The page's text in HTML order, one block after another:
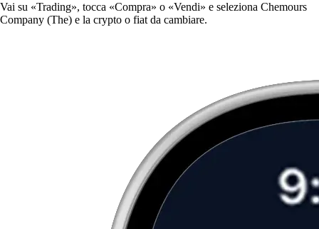
Vai su «Trading», tocca «Compra» o «Vendi» e seleziona Chemours
Company (The) e la crypto o fiat da cambiare.